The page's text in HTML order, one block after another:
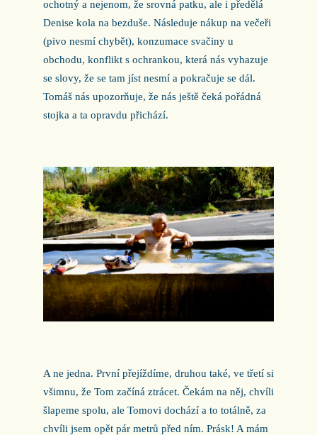
ochotný a nejenom, že srovná patku, ale i předělá
Denise kola na bezduše. Následuje nákup na večeři
(pivo nesmí chybět), konzumace svačiny u
obchodu, konflikt s ochrankou, která nás vyhazuje
se slovy, že se tam jíst nesmí a pokračuje se dál.
Tomáš nás upozorňuje, že nás ještě čeká pořádná
stojka a ta opravdu přichází.
A ne jedna. První přejíždíme, druhou také, ve třetí si
všimnu, že Tom začíná ztrácet. Čekám na něj, chvíli
šlapeme spolu, ale Tomovi dochází a to totálně, za
chvíli jsem opět pár metrů před ním. Prásk! A mám